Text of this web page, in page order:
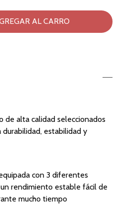
de alta calidad seleccionados
estabilidad y
con 3 diferentes
rendimiento estable fácil de
mucho tiempo